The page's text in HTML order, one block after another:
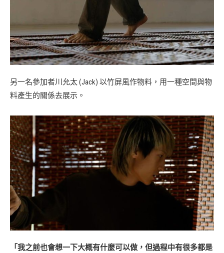
另一名參加者川允太 (Jack) 以竹屏風作物料，用一種空間與物
料產生的關係去展示。
「我之前也會想一下大概有什麼可以做，但過程中有很多都是